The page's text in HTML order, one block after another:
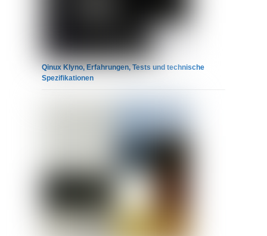
Qinux Klyno, Erfahrungen, Tests und technische
Spezifikationen